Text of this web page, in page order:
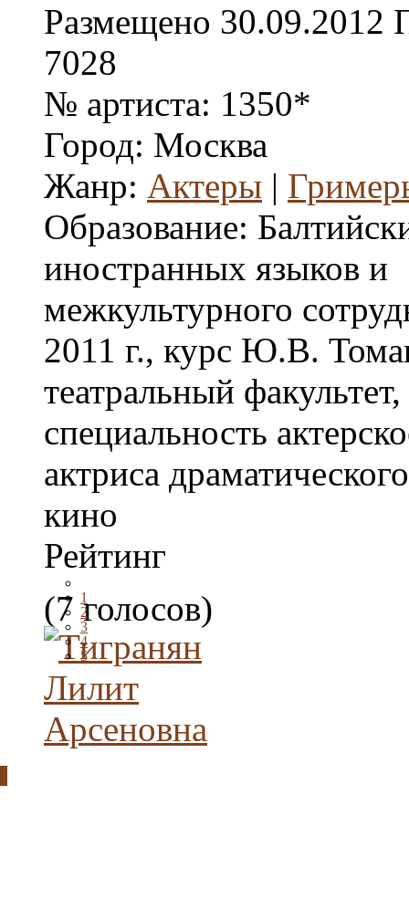
Размещено 30.09.2012
7028
№ артиста: 1350*
Город: Москва
Жанр: Актеры |
Образование:
иностранных языков и
межкультурного
2011 г., курс Ю.В.
театральный факультет,
специальность
актриса
кино
Рейтинг
1
2
3
4
5
(7 голосов)